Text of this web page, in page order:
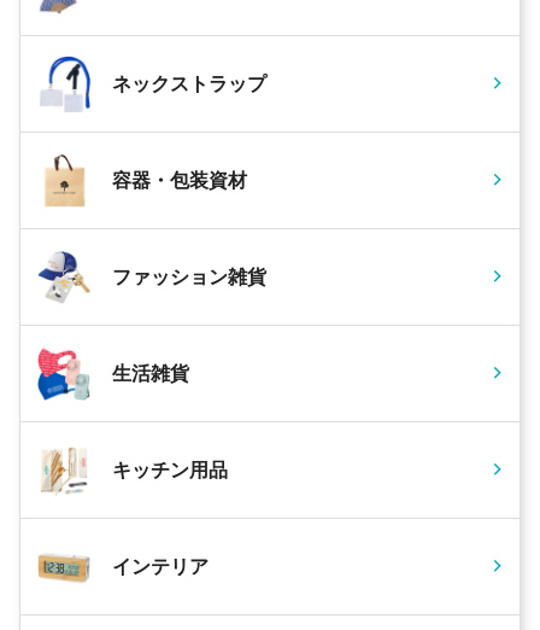
ネックストラップ
容器・包装資材
ファッション雑貨
生活雑貨
キッチン用品
インテリア